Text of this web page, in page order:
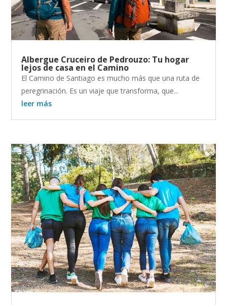
Albergue Cruceiro de Pedrouzo: Tu hogar
lejos de casa en el Camino
El Camino de Santiago es mucho más que una ruta de
peregrinación. Es un viaje que transforma, que...
leer más